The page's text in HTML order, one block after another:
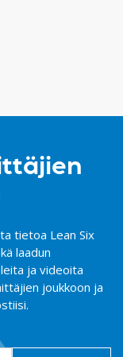
tietoa Lean Six
laadun
ja videoita
joukkoon ja